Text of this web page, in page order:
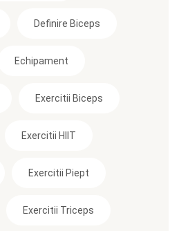
Definire Biceps
Echipament
Exercitii Biceps
Exercitii HIIT
Exercitii Piept
Exercitii Triceps